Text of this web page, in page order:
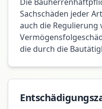
Sachschäden jeder
auch die Regulierung
die durch die